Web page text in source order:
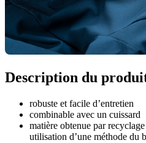
Description du
robuste et facile d’entretien
combinable avec un cuissard
matière obtenue par
utilisation d’une méthode du